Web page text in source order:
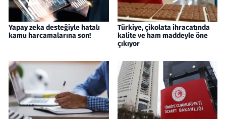
Yapay zeka desteğiyle hatalı
kamu harcamalarına son!
Türkiye, çikolata ihracatında
kalite ve ham maddeyle öne
çıkıyor